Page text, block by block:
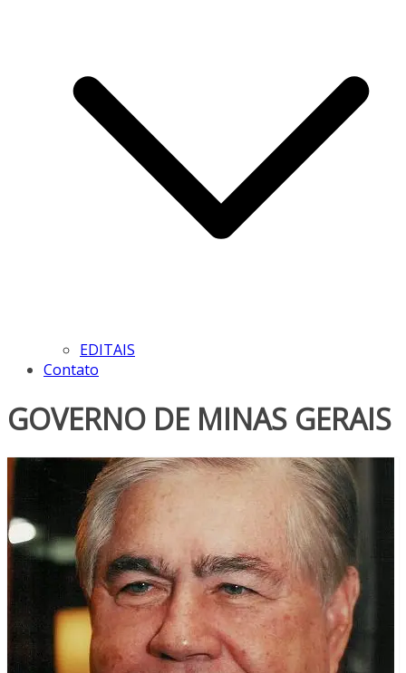
EDITAIS
Contato
GOVERNO DE MINAS GERAIS